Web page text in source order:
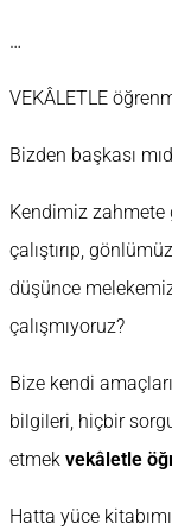
…
VEKÂLETLE
Bizden başkası
Kendimiz zahmete
çalıştırıp,
düşünce
çalışmıyoruz?
Bize kendi
bilgileri, hiçbir
etmek vekâletle
Hatta yüce